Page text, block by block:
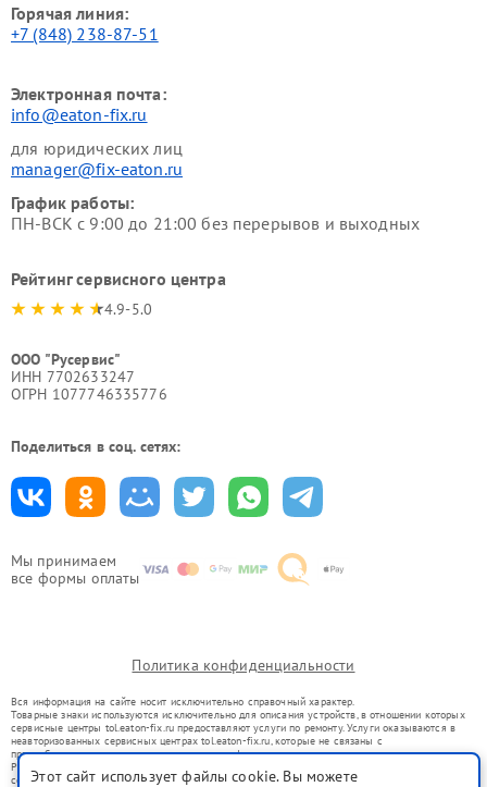
Мы принимаем
все формы оплаты
Горячая линия:
+7 (848) 238-87-51
Электронная почта:
info@eaton-fix.ru
для юридических лиц
manager@fix-eaton.ru
График работы:
ПН-ВСК с 9:00 до 21:00 без перерывов и выходных
Рейтинг сервисного центра
4.9-5.0
ООО "Русервис"
ИНН 7702633247
ОГРН 1077746335776
Поделиться в соц. сетях:
Политика конфиденциальности
Вся информация на сайте носит исключительно справочный характер.
Товарные знаки используются исключительно для описания устройств, в отношении которых
сервисные центры tol.eaton-fix.ru предоставляют услуги по ремонту. Услуги оказываются в
неавторизованных сервисных центрах tol.eaton-fix.ru, которые не связаны с
правообладателями товарных знаков или их официальными представителями.
Ремонт осуществляется для устройств, уже введенных в гражданский оборот в соответствии
со статьей 1487 ГК РФ.
Этот сайт использует файлы cookie. Вы можете